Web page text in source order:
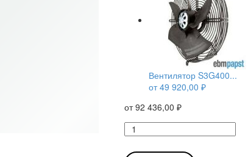
Вентилятор S3G400...
от49 920,00 ₽
от92 436,00 ₽
Количество
товара
Вентилятор